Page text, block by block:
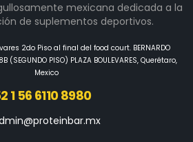
mexicana dedicada a la
de suplementos deportivos.
2do Piso al final del food court. BERNARDO
(SEGUNDO PISO) PLAZA BOULEVARES, Querétaro,
Mexico
1 56 6110 8980